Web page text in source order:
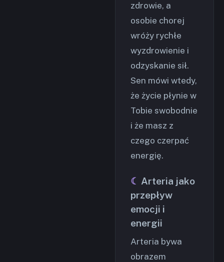
zdrowie, a
osobie chorej
wróży rychłe
wyzdrowienie i
odzyskanie sił.
Sen mówi wtedy,
że życie płynie w
Tobie swobodnie
i że masz z
czego czerpać
energię.
Arteria jako
przepływ
emocji i
energii
Arteria bywa
obrazem